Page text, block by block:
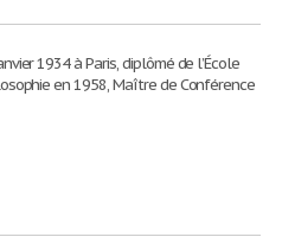
1934 à Paris, diplômé de l’École
en 1958, Maître de Conférence